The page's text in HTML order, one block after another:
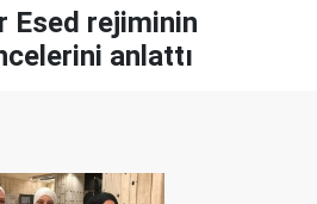
Esed rejiminin
anlattı